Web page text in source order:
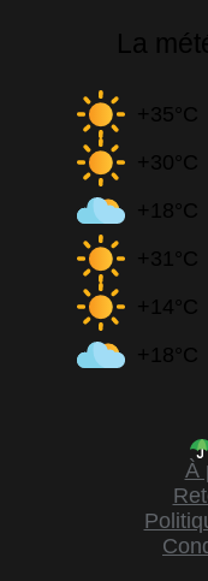
La
+35°C
+30°C
+18°C
+31°C
+14°C
+18°C
À